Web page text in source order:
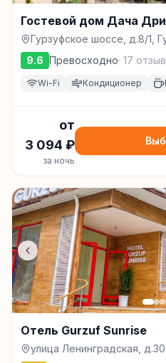
Гостевой дом Дача
Гурзуфское шоссе, д.8/1,
9.6 Превосходно· 17
Wi-Fi Кондиционер
от
3 094 ₽
за ночь
Отель Gurzuf Sunrise
улица Ленинградская,